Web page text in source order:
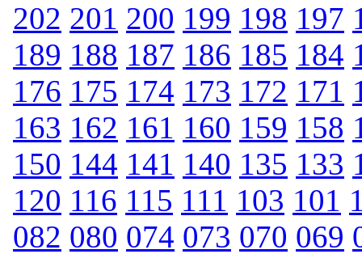
202 201 200 199 198 197
189 188 187 186 185 184
176 175 174 173 172 171
163 162 161 160 159 158
150 144 141 140 135 133
120 116 115 111 103 101
082 080 074 073 070 069